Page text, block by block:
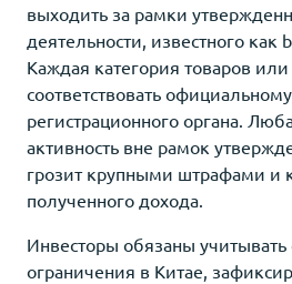
выходить за рамки
деятельности, известного как
Каждая категория товаров
соответствовать
регистрационного органа.
активность вне рамок
грозит крупными штрафами и
полученного дохода.
Инвесторы обязаны учитывать
ограничения в Китае,